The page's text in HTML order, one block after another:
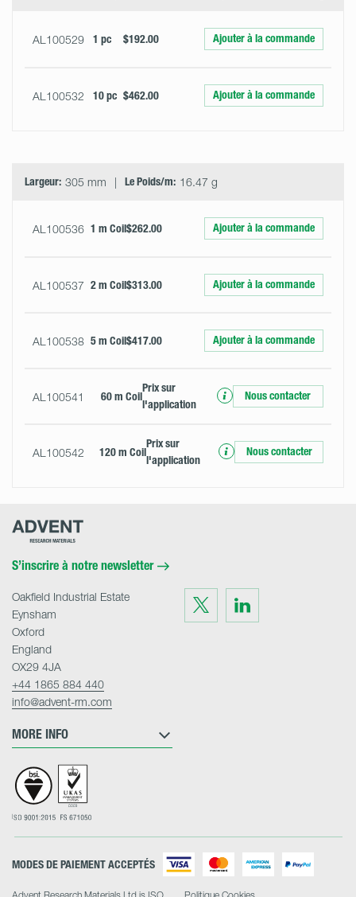
AL100529 1 pc $192.00 Ajouter à la commande
AL100532 10 pc $462.00 Ajouter à la commande
Largeur: 305 mm Le Poids/m: 16.47 g
AL100536 1 m Coil$262.00 Ajouter à la commande
AL100537 2 m Coil$313.00 Ajouter à la commande
AL100538 5 m Coil$417.00 Ajouter à la commande
AL100541 60 m Coil
Prix ​​sur
l'application
Nous contacter
AL100542 120 m Coil
Prix ​​sur
l'application
Nous contacter
Advent
S’inscrire à notre newsletter
Visit
us
on
Twitter
Visit
on
LinkedIn
MORE INFO
Oakfield Industrial Estate
Eynsham
Oxford
England
OX29 4JA
+44 1865 884 440
info@advent-rm.com
MODES DE PAIEMENT ACCEPTÉS